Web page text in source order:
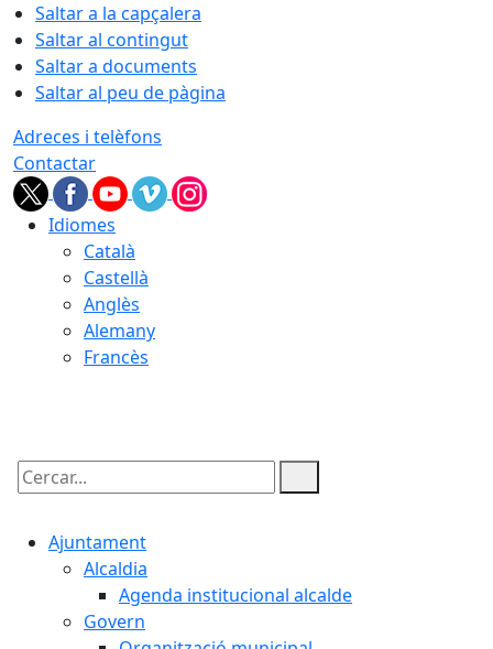
Saltar a la capçalera
Saltar al contingut
Saltar a documents
Saltar al peu de pàgina
Adreces i telèfons
Contactar
Idiomes
Català
Castellà
Anglès
Alemany
Francès
Cercar:
Ajuntament
Alcaldia
Agenda institucional alcalde
Govern